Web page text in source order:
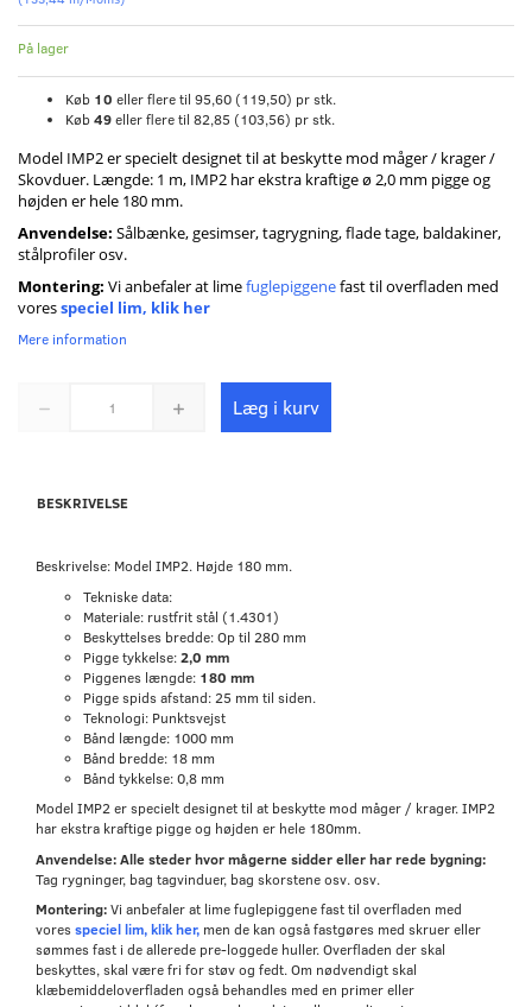
På lager
Køb 10 eller flere til 95,60 (119,50) pr stk.
Køb49eller flere til 82,85 (103,56) pr stk.
Model IMP2 er specielt designet til at beskytte mod måger / krager /
Skovduer. Længde: 1 m, IMP2 har ekstra kraftige ø 2,0 mm pigge og
højden er hele 180 mm.
Anvendelse: Sålbænke, gesimser, tagrygning, flade tage, baldakiner,
stålprofiler osv.
Montering: Vi anbefaler at limefuglepiggenefast til overfladen med
voresspeciel lim, klik her
Mere information
Læg i kurv
BESKRIVELSE
Beskrivelse: Model IMP2. Højde 180 mm.
Tekniske data:
Materiale: rustfrit stål (1.4301)
Beskyttelses bredde: Op til 280 mm
Pigge tykkelse:2,0 mm
Piggenes længde: 180 mm
Pigge spids afstand: 25 mm til siden.
Teknologi: Punktsvejst
Bånd længde: 1000 mm
Bånd bredde: 18 mm
Bånd tykkelse: 0,8 mm
Model IMP2 er specielt designet til at beskytte mod måger / krager. IMP2
har ekstra kraftige pigge og højden er hele 180mm.
Anvendelse: Alle steder hvor mågerne sidder eller har rede bygning:
Tag rygninger, bag tagvinduer, bag skorstene osv. osv.
Montering:Vi anbefaler at lime fuglepiggene fast til overfladen med
voresspeciel lim, klik her, men de kan også fastgøres med skruer eller
sømmes fast i de allerede pre-loggede huller. Overfladen der skal
beskyttes, skal være fri for støv og fedt. Om nødvendigt skal
klæbemiddeloverfladen også behandles med en primer eller